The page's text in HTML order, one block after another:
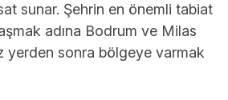
sunar. Şehrin en önemli tabiat
adına Bodrum ve Milas
yerden sonra bölgeye varmak